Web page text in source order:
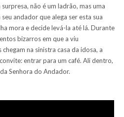
não é um ladrão, mas uma
andador que alega ser esta sua
mora e decide levá-la até lá. Durante
bizarros em que a viu
na sinistra casa da idosa, a
entrar para um café. Ali dentro,
Senhora do Andador.